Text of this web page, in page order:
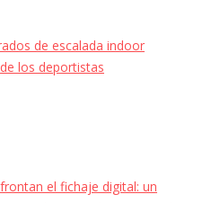
de escalada indoor
los deportistas
el fichaje digital: un